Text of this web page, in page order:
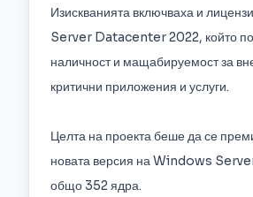
Изискванията включваха и
Server Datacenter 2022, който
наличност и мащабируемост за
критични приложения и услуги.
Целта на проекта беше да се
новата версия на Windows
общо 352 ядра.